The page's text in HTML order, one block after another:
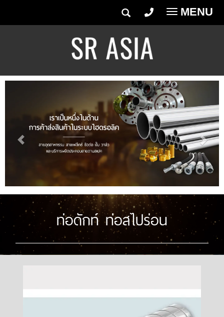
Toggle
MENU
ท่อดักท์ ท่อสไปร่อน